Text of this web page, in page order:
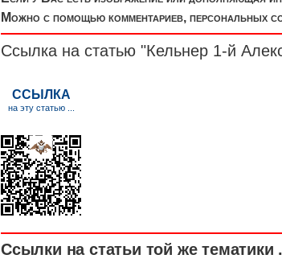
Можно с помощью комментариев, персональных
Ссылка на статью "Кельнер 1-й
Ссылки на статьи той же тематики